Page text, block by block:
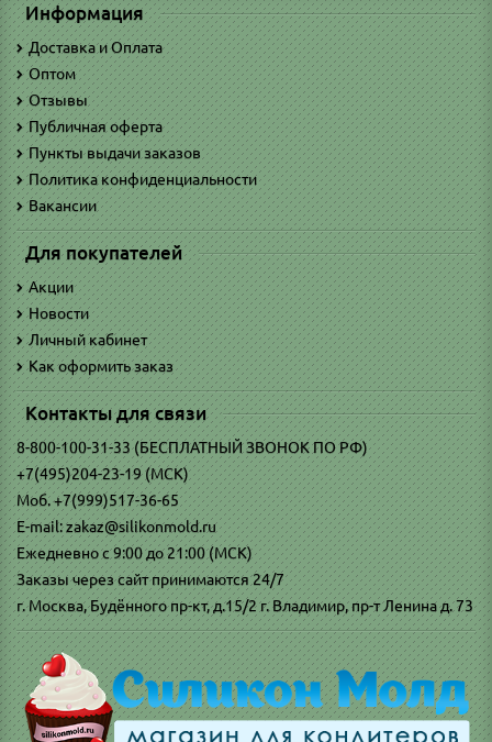
Информация
Доставка и Оплата
Оптом
Отзывы
Публичная оферта
Пункты выдачи заказов
Политика конфиденциальности
Вакансии
Для покупателей
Акции
Новости
Личный кабинет
Как оформить заказ
Контакты для связи
8-800-100-31-33 (БЕСПЛАТНЫЙ ЗВОНОК ПО РФ)
+7(495)204-23-19 (МСК)
Моб. +7(999)517-36-65
E-mail: zakaz@silikonmold.ru
Ежедневно с 9:00 до 21:00 (МСК)
Заказы через сайт принимаются 24/7
г. Москва, Будённого пр-кт, д.15/2 г. Владимир, пр-т Ленина д. 73